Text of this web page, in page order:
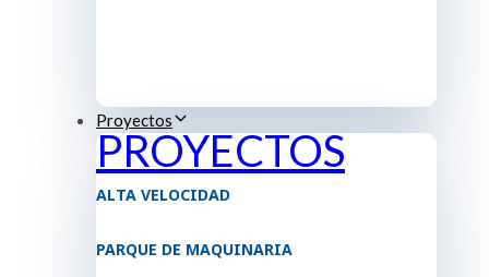
Proyectos
PROYECTOS
ALTA VELOCIDAD
PARQUE DE MAQUINARIA